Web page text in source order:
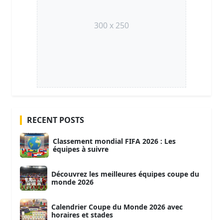
300 x 250
RECENT POSTS
Classement mondial FIFA 2026 : Les
équipes à suivre
Découvrez les meilleures équipes coupe du
monde 2026
Calendrier Coupe du Monde 2026 avec
horaires et stades